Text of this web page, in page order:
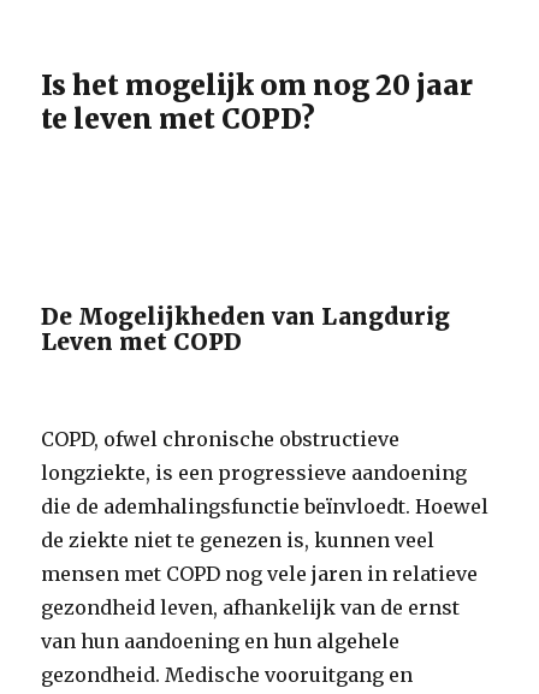
Is het mogelijk om nog 20 jaar
te leven met COPD?
De Mogelijkheden van Langdurig
Leven met COPD
COPD, ofwel chronische obstructieve
longziekte, is een progressieve aandoening
die de ademhalingsfunctie beïnvloedt. Hoewel
de ziekte niet te genezen is, kunnen veel
mensen met COPD nog vele jaren in relatieve
gezondheid leven, afhankelijk van de ernst
van hun aandoening en hun algehele
gezondheid. Medische vooruitgang en